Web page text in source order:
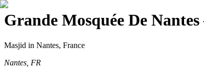
Grande Mosquée De Nantes
Masjid in Nantes, France
Nantes, FR